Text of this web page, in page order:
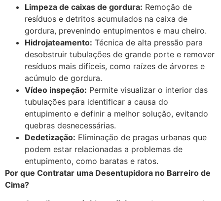
Limpeza de caixas de gordura: Remoção de
resíduos e detritos acumulados na caixa de
gordura, prevenindo entupimentos e mau cheiro.
Hidrojateamento: Técnica de alta pressão para
desobstruir tubulações de grande porte e remover
resíduos mais difíceis, como raízes de árvores e
acúmulo de gordura.
Vídeo inspeção: Permite visualizar o interior das
tubulações para identificar a causa do
entupimento e definir a melhor solução, evitando
quebras desnecessárias.
Dedetização: Eliminação de pragas urbanas que
podem estar relacionadas a problemas de
entupimento, como baratas e ratos.
Por que Contratar uma Desentupidora no Barreiro de
Cima?